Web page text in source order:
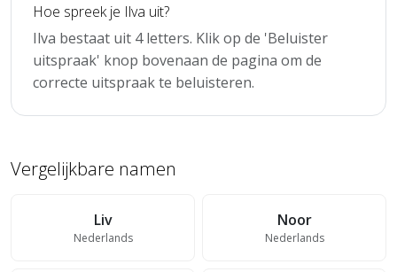
Hoe spreek je Ilva uit?
Ilva bestaat uit 4 letters. Klik op de 'Beluister
uitspraak' knop bovenaan de pagina om de
correcte uitspraak te beluisteren.
Vergelijkbare namen
Liv
Nederlands
Noor
Nederlands